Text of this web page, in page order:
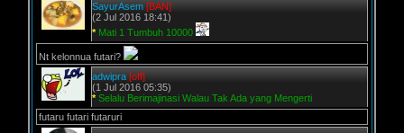
SayurAsem [BAN]
(2 Jul 2016 18:41)
* Mati 1 Tumbuh 10000
Nt kelonnua futari?
adwipra [off]
(1 Jul 2016 05:35)
* Selalu Berimajinasi Walau Tak Ada yang Mengerti
futaru futari futaruri